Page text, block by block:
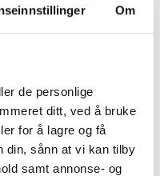
Om
de personlige
ditt, ved å bruke
for å lagre og få
din, sånn at vi kan tilby
samt annonse- og
til å forstå
det ha betydning for
være etisk
s. 84).
trenge beskyttelse
men
vesentlig skade på